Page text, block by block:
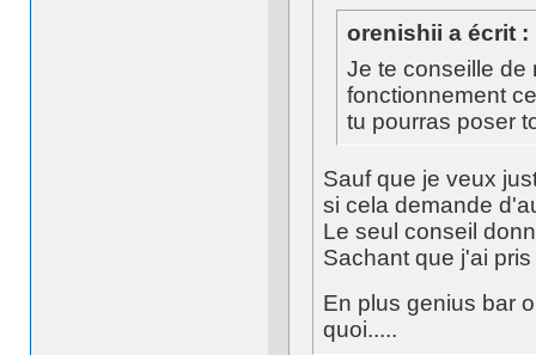
orenishii a écrit :
Je te conseille de
fonctionnement
tu pourras poser
Sauf que je veux
si cela demande
Le seul conseil
Sachant que j'ai
En plus genius bar
quoi.....